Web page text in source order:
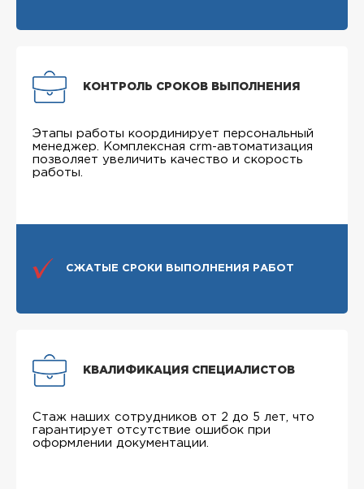
КОНТРОЛЬ СРОКОВ ВЫПОЛНЕНИЯ
Этапы работы координирует персональный
менеджер. Комплексная crm-автоматизация
позволяет увеличить качество и скорость
работы.
СЖАТЫЕ СРОКИ ВЫПОЛНЕНИЯ РАБОТ
КВАЛИФИКАЦИЯ СПЕЦИАЛИСТОВ
Стаж наших сотрудников от 2 до 5 лет, что
гарантирует отсутствие ошибок при
оформлении документации.